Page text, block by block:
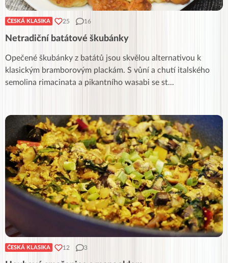
ČESKÁ KLASIKA 25 16
Netradiční batátové škubánky
Opečené škubánky z batátů jsou skvělou alternativou k
klasickým bramborovým plackám. S vůní a chutí italského
semolina rimacinata a pikantního wasabi se st...
ČESKÁ KLASIKA 12 3